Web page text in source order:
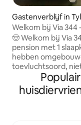
Gastenverblijf in
Welkom bij Via 344
pension met 1
🤠 Welkom bij Via
pension met 1
hebben
toevluchtsoord,
vrienden en
die een klein
aan eenvoudigere